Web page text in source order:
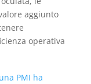
aggiunto
operativa
PMI ha